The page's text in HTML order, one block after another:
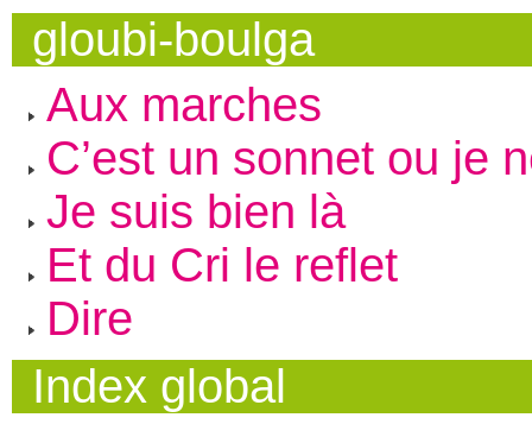
gloubi-boulga
Aux marches
C’est un sonnet ou je
Je suis bien là
Et du Cri le reflet
Dire
Index global